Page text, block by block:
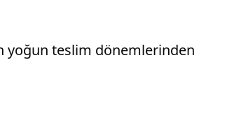
yoğun teslim dönemlerinden